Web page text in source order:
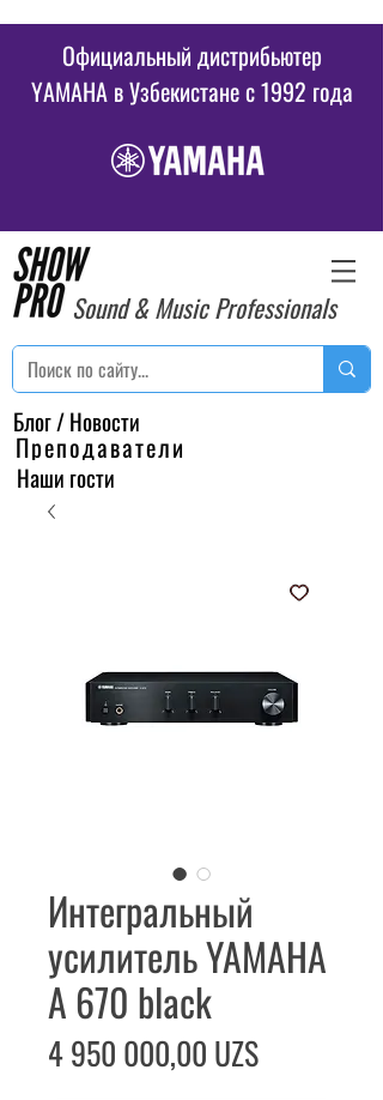
Официальный дистрибьютер
YAMAHA в Узбекистане c 1992 года
Sound & Music Professionals
Блог / Новости
Преподаватели
Наши гости
Интегральный
усилитель YAMAHA
A 670 black
4 950 000,00 UZSЦена